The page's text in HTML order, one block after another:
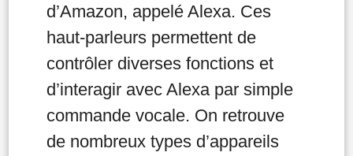
d’Amazon, appelé Alexa. Ces
haut-parleurs permettent de
contrôler diverses fonctions et
d’interagir avec Alexa par simple
commande vocale. On retrouve
de nombreux types d’appareils